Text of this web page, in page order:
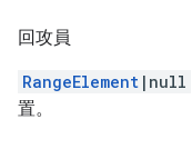
回攻員
RangeElement |null
置。